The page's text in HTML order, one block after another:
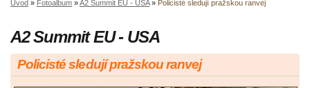
Úvod » Fotoalbum »A2 Summit EU - USA» Policisté sledují pražskou ranvej
A2 Summit EU - USA
Policisté sledují pražskou ranvej